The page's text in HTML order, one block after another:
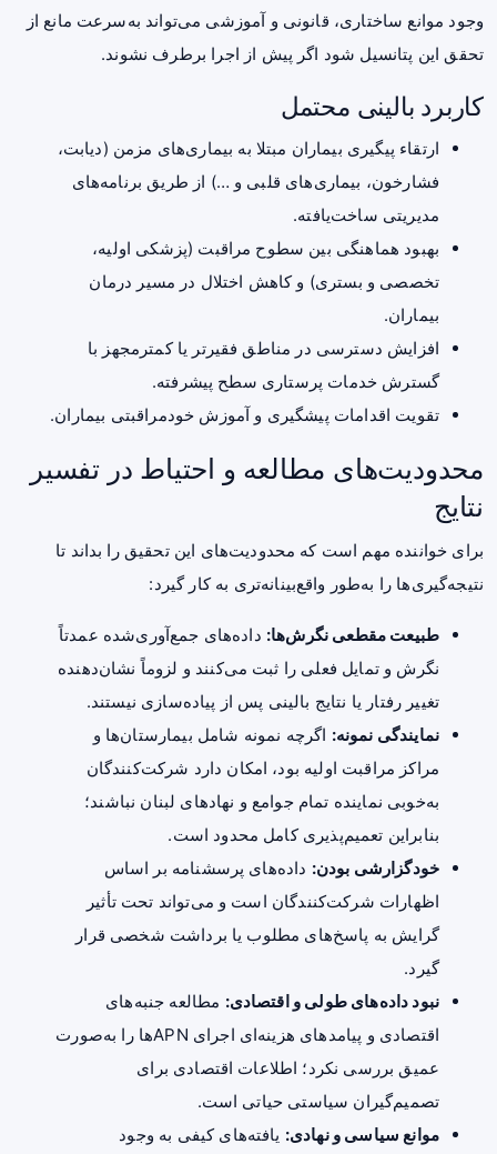
وجود موانع ساختاری، قانونی و آموزشی می‌تواند به‌سرعت مانع از
تحقق این پتانسیل شود اگر پیش از اجرا برطرف نشوند.
کاربرد بالینی محتمل
ارتقاء پیگیری بیماران مبتلا به بیماری‌های مزمن (دیابت،
فشارخون، بیماری‌های قلبی و …) از طریق برنامه‌های
مدیریتی ساخت‌یافته.
بهبود هماهنگی بین سطوح مراقبت (پزشکی اولیه،
تخصصی و بستری) و کاهش اختلال در مسیر درمان
بیماران.
افزایش دسترسی در مناطق فقیرتر یا کمترمجهز با
گسترش خدمات پرستاری سطح پیشرفته.
تقویت اقدامات پیشگیری و آموزش خودمراقبتی بیماران.
محدودیت‌های مطالعه و احتیاط در تفسیر
نتایج
برای خواننده مهم است که محدودیت‌های این تحقیق را بداند تا
نتیجه‌گیری‌ها را به‌طور واقع‌بینانه‌تری به کار گیرد:
طبیعت مقطعی نگرش‌ها: داده‌های جمع‌آوری‌شده عمدتاً
نگرش و تمایل فعلی را ثبت می‌کنند و لزوماً نشان‌دهنده
تغییر رفتار یا نتایج بالینی پس از پیاده‌سازی نیستند.
نمایندگی نمونه: اگرچه نمونه شامل بیمارستان‌ها و
مراکز مراقبت اولیه بود، امکان دارد شرکت‌کنندگان
به‌خوبی نماینده تمام جوامع و نهادهای لبنان نباشند؛
بنابراین تعمیم‌پذیری کامل محدود است.
خودگزارشی بودن: داده‌های پرسشنامه بر اساس
اظهارات شرکت‌کنندگان است و می‌تواند تحت تأثیر
گرایش به پاسخ‌های مطلوب یا برداشت شخصی قرار
گیرد.
نبود داده‌های طولی و اقتصادی: مطالعه جنبه‌های
اقتصادی و پیامدهای هزینه‌ای اجرای APNها را به‌صورت
عمیق بررسی نکرد؛ اطلاعات اقتصادی برای
تصمیم‌گیران سیاستی حیاتی است.
موانع سیاسی و نهادی: یافته‌های کیفی به وجود